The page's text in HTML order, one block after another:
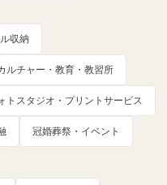
収納
ルチャー・教育・教習所
トスタジオ・プリントサービス
冠婚葬祭・イベント